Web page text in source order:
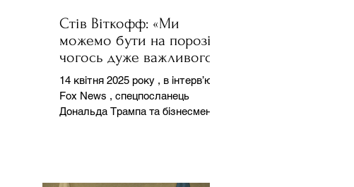
Стів Віткофф: «Ми
можемо бути на порозі
чогось дуже важливого
для світу» — але що це
означає?
14 квітня 2025 року , в інтерв’ю на
Fox News , спецпосланець
Дональда Трампа та бізнесмен